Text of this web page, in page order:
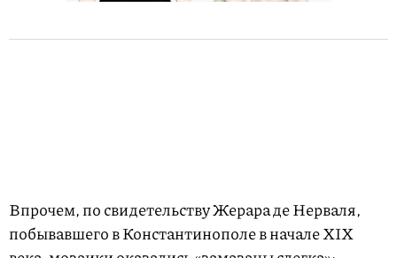
Впрочем, по свидетельству Жерара де Нерваля,
побывавшего в Константинополе в начале XIX